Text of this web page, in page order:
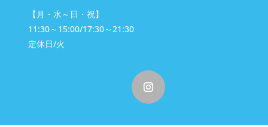
【月・水～日・祝】
11:30～15:00/17:30～21:30
定休日/火